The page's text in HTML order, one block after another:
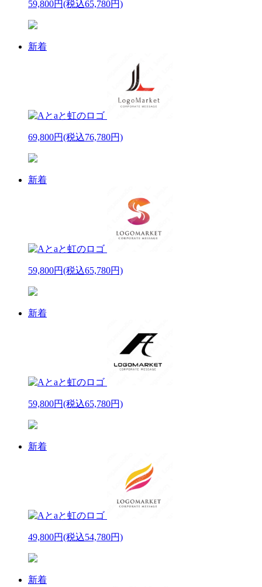
59,800円(税込65,780円)
新着
69,800円(税込76,780円)
新着
59,800円(税込65,780円)
新着
59,800円(税込65,780円)
新着
49,800円(税込54,780円)
新着